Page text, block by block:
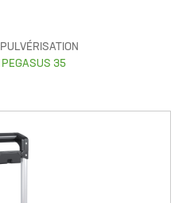
PULVÉRISATION
PEGASUS 35